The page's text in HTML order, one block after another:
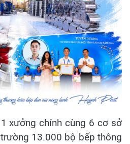
xưởng chính cùng 6 cơ sở
13.000 bộ bếp thông